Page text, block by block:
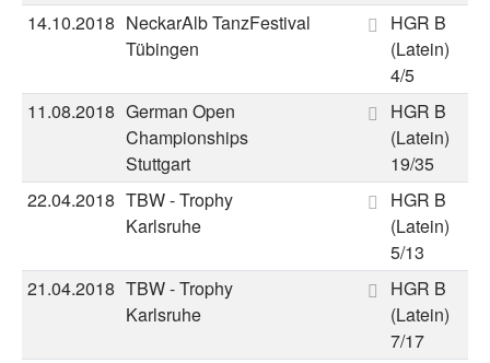
14.10.2018 NeckarAlb TanzFestival
Tübingen
HGR B
(Latein)
4/5
11.08.2018 German Open
Championships
Stuttgart
HGR B
(Latein)
19/35
22.04.2018 TBW - Trophy
Karlsruhe
HGR B
(Latein)
5/13
21.04.2018 TBW - Trophy
Karlsruhe
HGR B
(Latein)
7/17